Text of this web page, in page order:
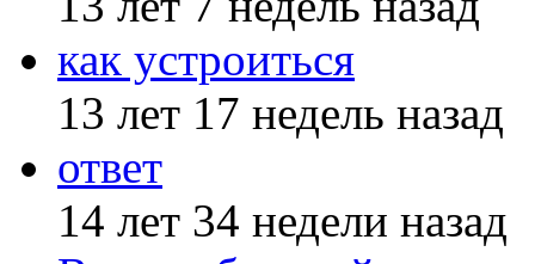
как устроиться
13 лет 17 недель назад
ответ
14 лет 34 недели назад